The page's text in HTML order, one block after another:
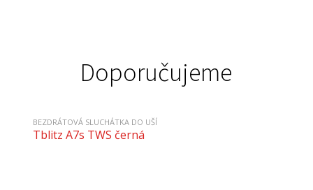
Doporučujeme
BEZDRÁTOVÁ SLUCHÁTKA DO UŠÍ
Tblitz A7s TWS černá